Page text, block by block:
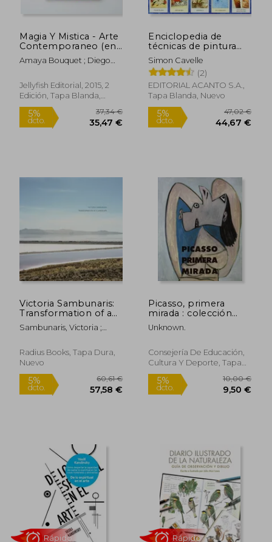
5% 23,74 €
22,55 €
5%
dcto. 5,65 € dcto.
Magia Y Mistica - Arte
Contemporaneo (en
Trilingüe)
Amaya Bouquet ; Diego
Alejandro Sordi ; Santiago
Licata ; Irana Douer ; Elias
Santis ; Lucas MAscaro ;
Rachell Sumpter ; Julian
Pesce ; Jorge Pomar ;
Jellyfish Editorial, 2015, 2
Edición, Tapa Blanda,
Nuevo
Enciclopedia de
técnicas de pintura
decorativa
Simon Cavelle
(2)
EDITORIAL ACANTO S.A.,
Tapa Blanda, Nuevo
Victoria Sambunaris:
Transformation of a
Landscape (en Inglés)
Sambunaris, Victoria ;
Hernan
Radius Books, Tapa Dura,
Nuevo
Picasso, primera
mirada : colección
Christine Ruiz Picasso
Unknown.
Consejería De Educación,
Cultura Y Deporte, Tapa
Blanda, Nuevo